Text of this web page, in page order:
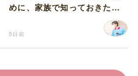
めに、家族で知っておきたい
5日前